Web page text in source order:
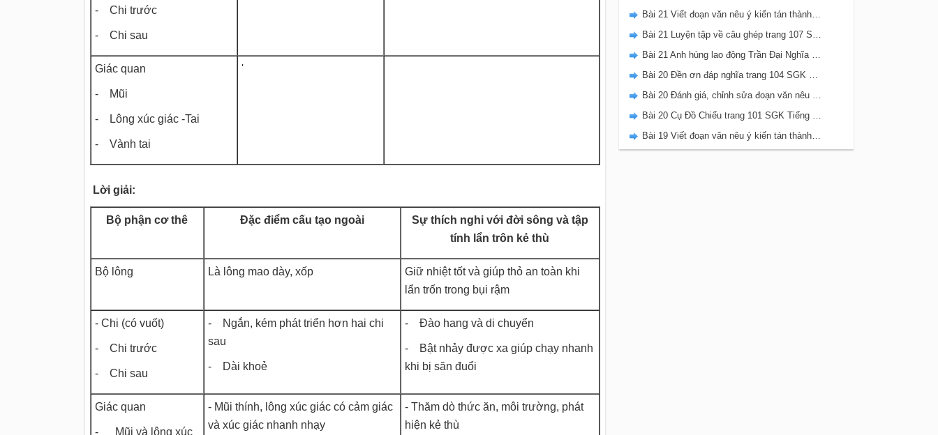
- Chi trước
- Chi sau
Giác quan
- Mũi
- Lông xúc giác -Tai
- Vành tai
'
Lời giải:
Bộ phận cơ thê Đặc điểm cấu tạo ngoài
Sự thích nghi với đời sông và tập
tính lẩn trôn kẻ thù
Bộ lông Là lông mao dày, xốp
Giữ nhiệt tốt và giúp thỏ an toàn khi
lẩn trốn trong bụi rậm
- Chi (có vuốt)
- Chi trước
- Chi sau
- Ngắn, kém phát triển hơn hai chi
sau
- Dài khoẻ
- Đào hang và di chuyển
- Bật nhảy được xa giúp chạy nhanh
khi bị săn đuổi
Giác quan
- Mũi và lông xúc
- Mũi thính, lông xúc giác có cảm giác
và xúc giác nhanh nhạy
- Thăm dò thức ăn, môi trường, phát
hiện kẻ thù
Bài 21 Viết đoạn văn nêu ý kiến tán thành một sự việc, hiện tượng (Bài viết số 2) trang 108 SGK Tiếng Việt 5 Kết nối tri thức tập 2
Bài 21 Luyện tập về câu ghép trang 107 SGK Tiếng Việt 5 Kết nối tri thức tập 2
Bài 21 Anh hùng lao động Trần Đại Nghĩa trang 106 SGK Tiếng Việt 5 Kết nối tri thức tập 2
Bài 20 Đền ơn đáp nghĩa trang 104 SGK Tiếng Việt 5 Kết nối tri thức tập 2
Bài 20 Đánh giá, chỉnh sửa đoạn văn nêu ý kiến tán thành một sự vật, hiện tượng trang 103 SGK Tiếng Việt 5 Kết nối tri thức tập 2
Bài 20 Cụ Đồ Chiểu trang 101 SGK Tiếng Việt 5 Kết nối tri thức tập 2
Bài 19 Viết đoạn văn nêu ý kiến tán thành một sự việc, hiện tượng (Bài viết số 1) trang 100 SGK Tiếng Việt 5 Kết nối tri thức tập 2